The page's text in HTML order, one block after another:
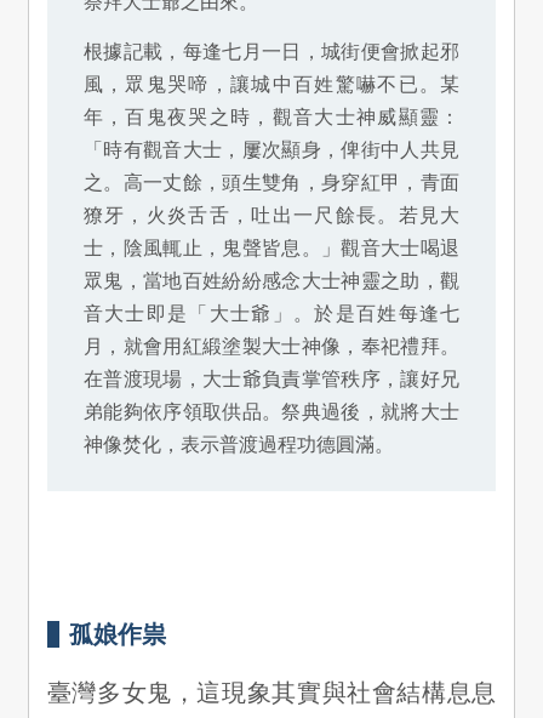
根據記載，每逢七月一日，城街便會掀起邪
風，眾鬼哭啼，讓城中百姓驚嚇不已。某
年，百鬼夜哭之時，觀音大士神威顯靈：
「時有觀音大士，屢次顯身，俾街中人共見
之。高一丈餘，頭生雙角，身穿紅甲，青面
獠牙，火炎舌舌，吐出一尺餘長。若見大
士，陰風輒止，鬼聲皆息。」觀音大士喝退
眾鬼，當地百姓紛紛感念大士神靈之助，觀
音大士即是「大士爺」。於是百姓每逢七
月，就會用紅緞塗製大士神像，奉祀禮拜。
在普渡現場，大士爺負責掌管秩序，讓好兄
弟能夠依序領取供品。祭典過後，就將大士
神像焚化，表示普渡過程功德圓滿。
孤娘作祟
臺灣多女鬼，這現象其實與社會結構息息